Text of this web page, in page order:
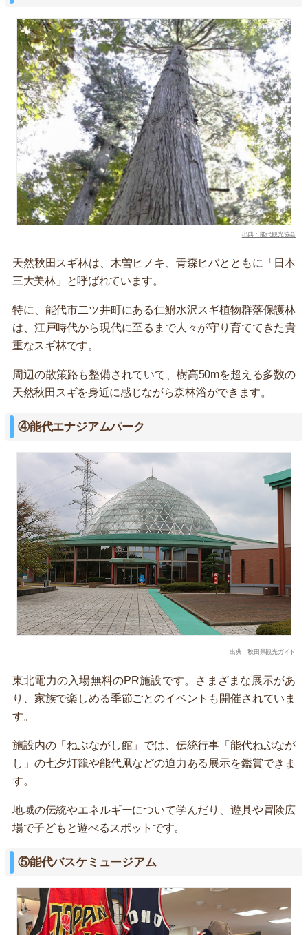
出典：能代観光協会
天然秋田スギ林は、木曽ヒノキ、青森ヒバとともに「日本
三大美林」と呼ばれています。
特に、能代市二ツ井町にある仁鮒水沢スギ植物群落保護林
は、江戸時代から現代に至るまで人々が守り育ててきた貴
重なスギ林です。
周辺の散策路も整備されていて、樹高50mを超える多数の
天然秋田スギを身近に感じながら森林浴ができます。
④能代エナジアムパーク
出典：秋田県観光ガイド
東北電力の入場無料のPR施設です。さまざまな展示があ
り、家族で楽しめる季節ごとのイベントも開催されていま
す。
施設内の「ねぶながし館」では、伝統行事「能代ねぶなが
し」の七夕灯籠や能代凧などの迫力ある展示を鑑賞できま
す。
地域の伝統やエネルギーについて学んだり、遊具や冒険広
場で子どもと遊べるスポットです。
⑤能代バスケミュージアム